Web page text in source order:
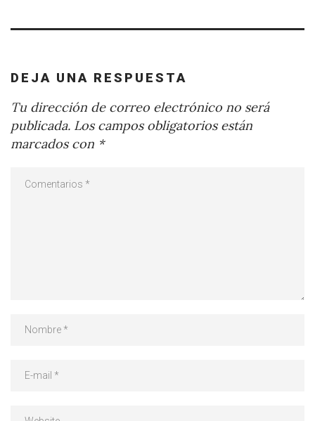
DEJA UNA RESPUESTA
Tu dirección de correo electrónico no será
publicada. Los campos obligatorios están
marcados con *